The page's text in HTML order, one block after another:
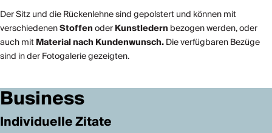
Der Sitz und die Rückenlehne sind gepolstert und können mit
verschiedenenStoffenoderKunstledern bezogen werden, oder
auch mitMaterial nach Kundenwunsch.Die verfügbaren Bezüge
sind in der Fotogalerie gezeigten.
Business
Individuelle Zitate